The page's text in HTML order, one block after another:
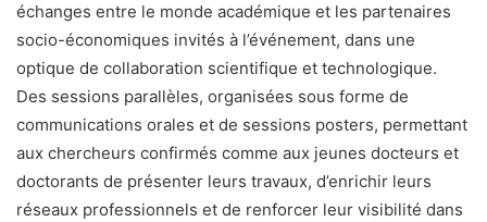
échanges entre le monde académique et les partenaires
socio-économiques invités à l’événement, dans une
optique de collaboration scientifique et technologique.
Des sessions parallèles, organisées sous forme de
communications orales et de sessions posters, permettant
aux chercheurs confirmés comme aux jeunes docteurs et
doctorants de présenter leurs travaux, d’enrichir leurs
réseaux professionnels et de renforcer leur visibilité dans